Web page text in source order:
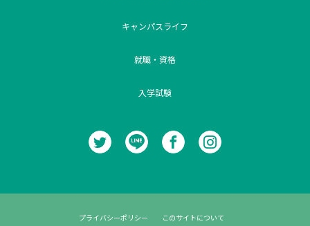
キャンパスライフ
就職・資格
入学試験
プライバシーポリシー このサイトについて